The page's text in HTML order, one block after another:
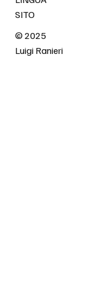
© 2025
Luigi Ranieri
SITO